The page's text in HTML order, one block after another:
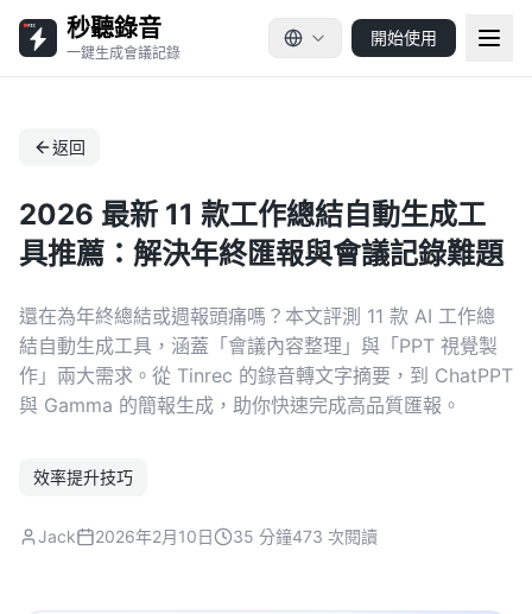
秒聽錄音
一鍵生成會議記錄
開始使用
返回
2026 最新 11 款工作總結自動生成工
具推薦：解決年終匯報與會議記錄難題
還在為年終總結或週報頭痛嗎？本文評測 11 款 AI 工作總
結自動生成工具，涵蓋「會議內容整理」與「PPT 視覺製
作」兩大需求。從 Tinrec 的錄音轉文字摘要，到 ChatPPT
與 Gamma 的簡報生成，助你快速完成高品質匯報。
效率提升技巧
Jack 2026年2月10日 35 分鐘473 次閱讀